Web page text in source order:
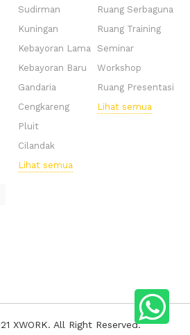
Sudirman
Kuningan
Kebayoran Lama
Kebayoran Baru
Gandaria
Cengkareng
Pluit
Cilandak
Lihat semua
Ruang Serbaguna
Ruang Training
Seminar
Workshop
Ruang Presentasi
Lihat semua
XWORK. All Right Reserved.